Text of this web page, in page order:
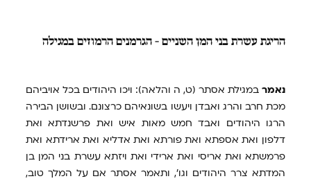
הריגת עשרת בני המן השניים - הגרמנים הרמוזים במגילה
נאמר במגילת אסתר (ט, ה והלאה): ויכו היהודים בכל אויביהם
מכת חרב והרג ואבדן ויעשו בשונאיהם כרצונם. ובשושן הבירה
הרגו היהודים ואבד חמש מאות איש ואת פרשנדתא ואת
דלפון ואת אספתא ואת פורתא ואת אדליא ואת ארידתא ואת
פרמשתא ואת אריסי ואת ארידי ואת ויזתא עשרת בני המן בן
המדתא צרר היהודים וגו', ותאמר אסתר אם על המלך טוב,